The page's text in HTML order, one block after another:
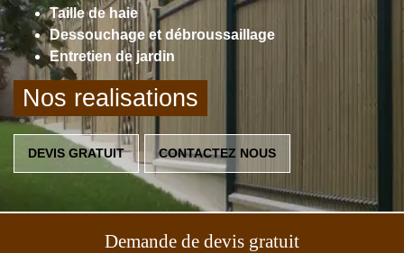
Taille de haie
Dessouchage et débroussaillage
Entretien de jardin
Nos realisations
DEVIS GRATUIT CONTACTEZ NOUS
Demande de devis gratuit